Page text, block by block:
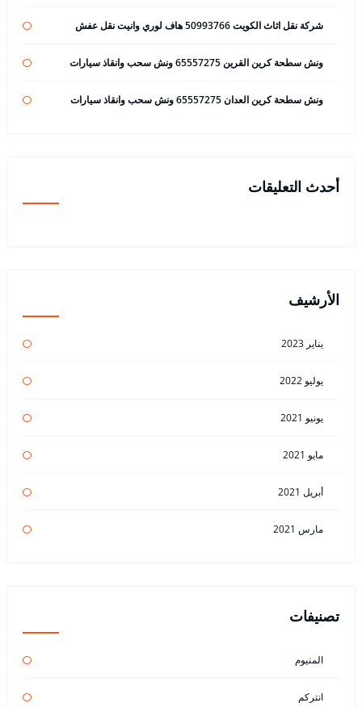
شركة نقل اثاث الكويت 50993766 هاف لوري وانيت نقل عفش
ونش سطحة كرين القرين 65557275 ونش سحب وانقاذ سيارات
ونش سطحة كرين العدان 65557275 ونش سحب وانقاذ سيارات
أحدث التعليقات
الأرشيف
يناير 2023
يوليو 2022
يونيو 2021
مايو 2021
أبريل 2021
مارس 2021
تصنيفات
المنيوم
انتركم